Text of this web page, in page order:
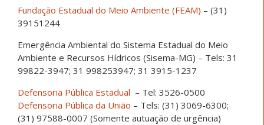
Fundação Estadual do Meio Ambiente (FEAM) – (31)
39151244
Emergência Ambiental do Sistema Estadual do Meio
Ambiente e Recursos Hídricos (Sisema-MG) – Tels: 31
99822-3947; 31 998253947; 31 3915-1237
Defensoria Pública Estadual – Tel: 3526-0500
Defensoria Pública da União – Tels: (31) 3069-6300;
(31) 97588-0007 (Somente autuação de urgência)